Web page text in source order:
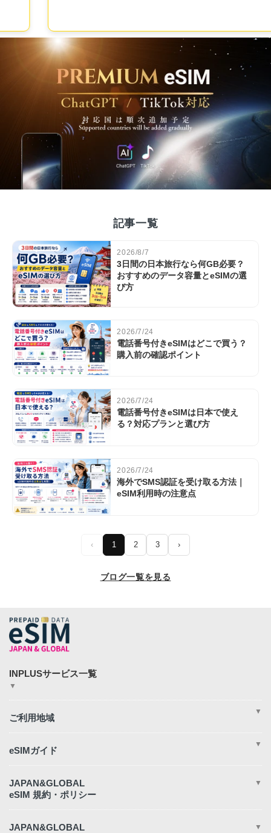
記事一覧
2026/8/7
3日間の日本旅行なら何GB必要？
おすすめのデータ容量とeSIMの選
び方
2026/7/24
電話番号付きeSIMはどこで買う？
購入前の確認ポイント
2026/7/24
電話番号付きeSIMは日本で使え
る？対応プランと選び方
2026/7/24
海外でSMS認証を受け取る方法｜
eSIM利用時の注意点
‹ 1 2 3 ›
ブログ一覧を見る
▼
365plusWi-Fi
▼
アメリカ
日本eSIM
中東・アフリカ地域
▼
eSIM対応端末一覧
eSIMサポート
eSIMが繋がらない時の対処法
電話番号付きeSIM
JAPAN&GLOBAL
▼
キャンセルおよび返金
JAPAN&GLOBAL ▼